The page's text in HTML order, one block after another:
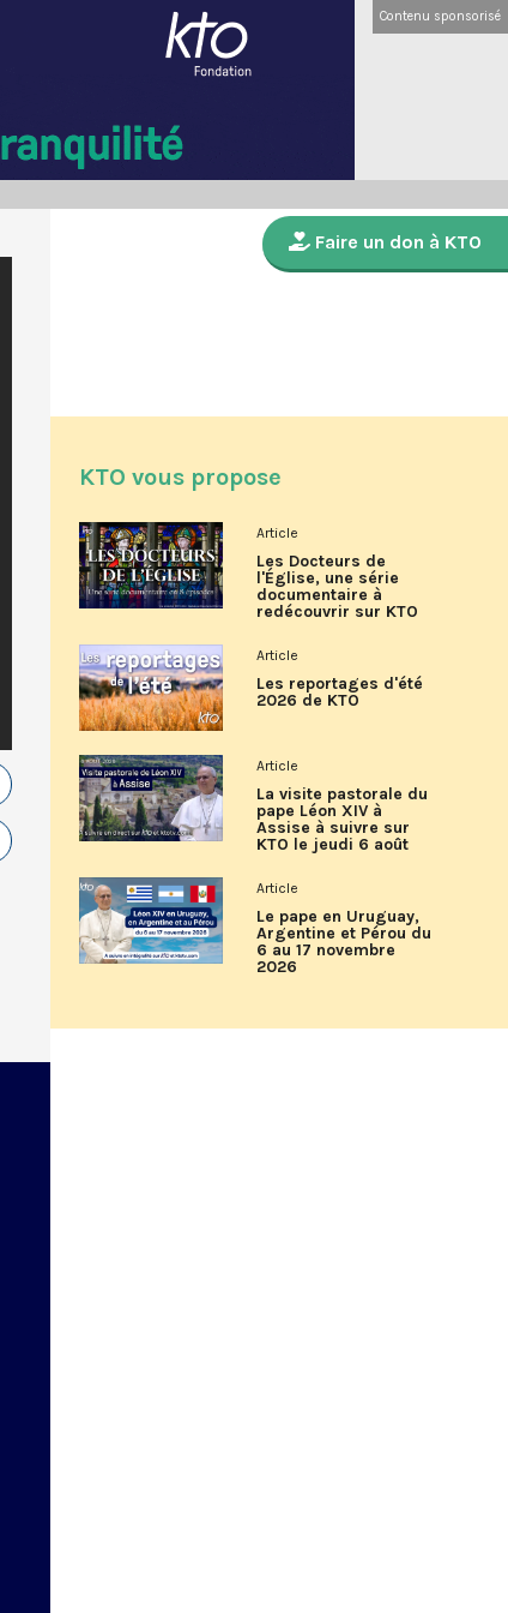
Contenu sponsorisé
Faire un don à KTO
KTO vous propose
Article
Les Docteurs de
l'Église, une série
documentaire à
redécouvrir sur KTO
Article
Les reportages d'été
2026 de KTO
Article
La visite pastorale du
pape Léon XIV à
Assise à suivre sur
KTO le jeudi 6 août
Article
Le pape en Uruguay,
Argentine et Pérou du
6 au 17 novembre
2026